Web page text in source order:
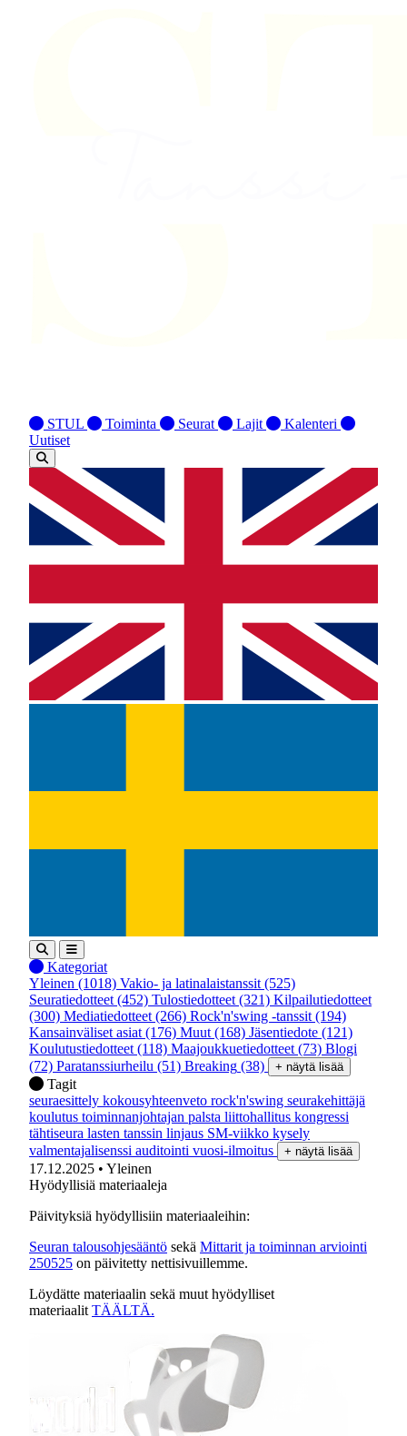
STUL Toiminta Seurat Lajit
Kalenteri
Uutiset
Kategoriat
Yleinen (1018) Vakio- ja latinalaistanssit (525)
Seuratiedotteet (452) Tulostiedotteet (321) Kilpailutiedotteet
(300) Mediatiedotteet (266) Rock'n'swing -tanssit (194)
Kansainväliset asiat (176) Muut (168) Jäsentiedote (121)
Koulutustiedotteet (118) Maajoukkuetiedotteet (73) Blogi
(72) Paratanssiurheilu (51) Breaking (38) + näytä lisää
Tagit
seuraesittely kokousyhteenveto rock'n'swing seurakehittäjä
koulutus toiminnanjohtajan palsta liittohallitus kongressi
tähtiseura lasten tanssin linjaus SM-viikko kysely
valmentajalisenssi auditointi vuosi-ilmoitus + näytä lisää
17.12.2025 • Yleinen
Hyödyllisiä materiaaleja
Päivityksiä hyödyllisiin materiaaleihin:
Seuran talousohjesääntö sekä Mittarit ja toiminnan arviointi
250525 on päivitetty nettisivuillemme.
Löydätte materiaalin sekä muut hyödylliset
materiaalit TÄÄLTÄ.